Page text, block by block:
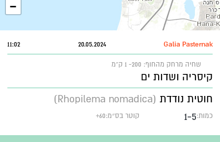
−
Galia Pasternak
20.05.2024
11:02
שחיה מרחק מהחוף: 200- 1 ק"מ
קיסריה ושדות ים
חוטית נודדת (Rhopilema nomadica)
כמות:1-5 קוטר בס״מ:60+